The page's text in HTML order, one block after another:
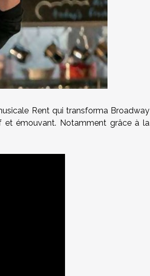
Rent qui transforma Broadway
émouvant. Notamment grâce à la